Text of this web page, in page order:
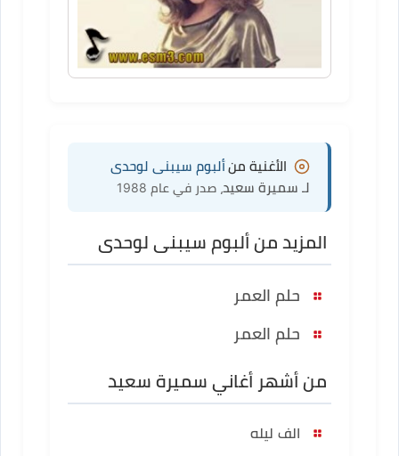
الأغنية منألبوم سيبنى لوحدى
لـ سميرة سعيد ، صدر في عام 1988
المزيد من ألبوم سيبنى لوحدى
حلم العمر
حلم العمر
من أشهر أغاني سميرة سعيد
الف ليله